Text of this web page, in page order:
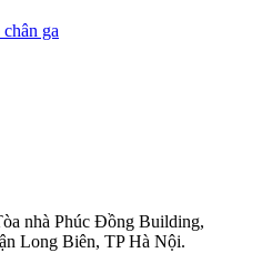
nhà Phúc Đồng Building,
Long Biên, TP Hà Nội.